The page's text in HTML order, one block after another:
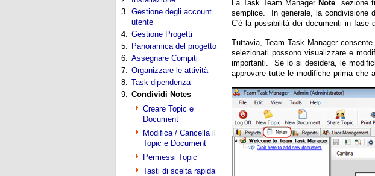
3. Gestione degli account
utente
4. Gestione Progetti
5. Panoramica del progetto
6. Assegnare Compiti
7. Organizzare le attività
8. Task dipendenza
9. Condividi Notes
Creare Topic e
Document
Modifica / Cancella il
Topic e Document
Permessi Topic
Tasti di scelta rapida
La Task Team Manager Note sezione
semplice. In generale, la condivisione
C'è la possibilità dei documenti in fase
Tuttavia, Team Task Manager
selezionati possono visualizzare e
importanti. Se lo si desidera, le
approvare tutte le modifiche prima che